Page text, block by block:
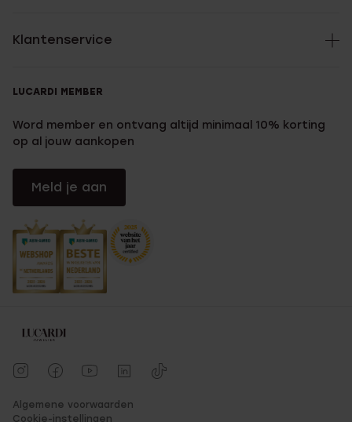
Klantenservice
LUCARDI MEMBER
Word member en ontvang altijd minimaal 10% korting
op al jouw aankopen
Meld je aan
Algemene voorwaarden
Cookie-instellingen